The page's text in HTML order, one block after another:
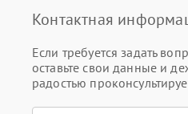
Контактная
Если требуется задать
оставьте свои данные и
радостью